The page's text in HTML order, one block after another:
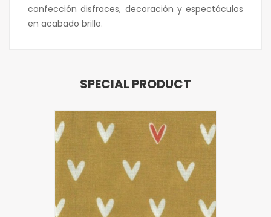
confección disfraces, decoración y espectáculos
en acabado brillo.
SPECIAL PRODUCT